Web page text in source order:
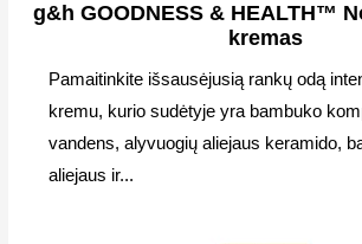
g&h GOODNESS & HEALTH™
kremas
Pamaitinkite išsausėjusią rankų odą
kremu, kurio sudėtyje yra bambuko
vandens, alyvuogių aliejaus keramido,
aliejaus ir...